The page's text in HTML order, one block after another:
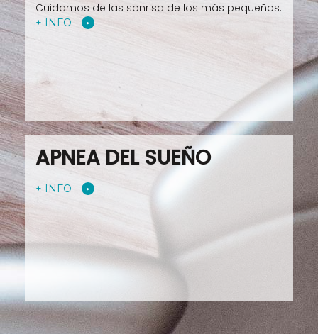
Cuidamos de las sonrisa de los más pequeños.
+ INFO
APNEA DEL SUEÑO
+ INFO